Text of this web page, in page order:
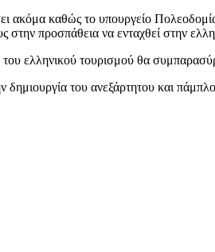
ακόμα καθώς το υπουργείο
στην προσπάθεια να ενταχθεί στην
ελληνικού τουρισμού θα
του ανεξάρτητου και